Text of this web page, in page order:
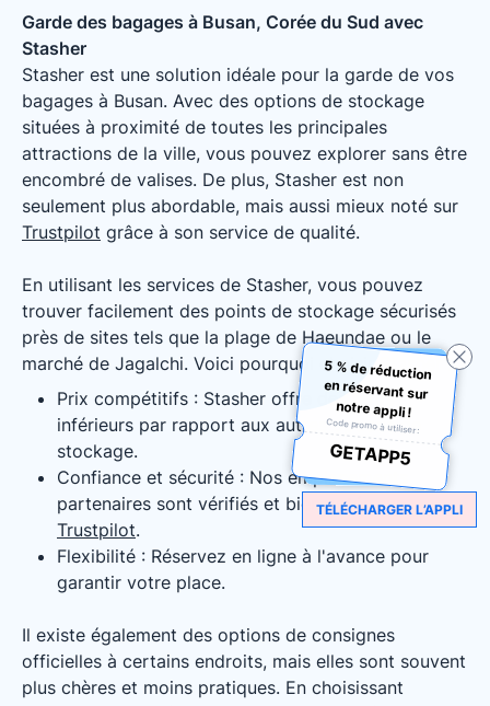
Garde des bagages à Busan, Corée du Sud avec
Stasher
Stasher est une solution idéale pour la garde de vos
bagages à Busan. Avec des options de stockage
situées à proximité de toutes les principales
attractions de la ville, vous pouvez explorer sans être
encombré de valises. De plus, Stasher est non
seulement plus abordable, mais aussi mieux noté sur
Trustpilot grâce à son service de qualité.
En utilisant les services de Stasher, vous pouvez
trouver facilement des points de stockage sécurisés
près de sites tels que la plage de Haeundae ou le
marché de Jagalchi. Voici pourquoi choisir Stasher :
Prix compétitifs : Stasher offre des tarifs
inférieurs par rapport aux autres options de
stockage.
Confiance et sécurité : Nos emplacements
partenaires sont vérifiés et bien notés sur
Trustpilot.
Flexibilité : Réservez en ligne à l'avance pour
garantir votre place.
Il existe également des options de consignes
officielles à certains endroits, mais elles sont souvent
plus chères et moins pratiques. En choisissant
5 % de réduction
en réservant sur
notre appli !
Code promo à utiliser :
GETAPP5
TÉLÉCHARGER L’APPLI